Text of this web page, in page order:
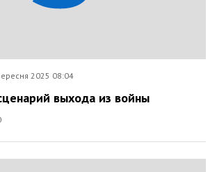
2025 08:04
выхода из войны